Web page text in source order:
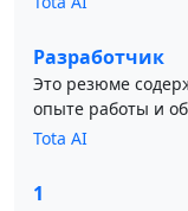
Разработчик
Это резюме
опыте работы и
Tota AI
1